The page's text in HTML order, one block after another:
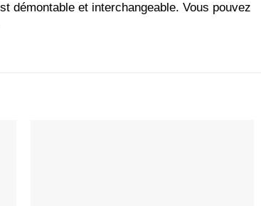
démontable et interchangeable. Vous pouvez